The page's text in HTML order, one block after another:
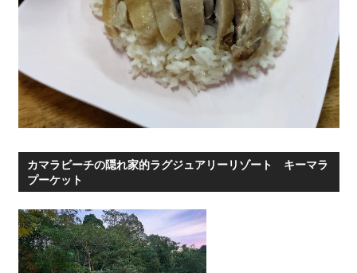
カマラビーチの隠れ家的ラグジュアリーリゾート キーマラ
プーケット